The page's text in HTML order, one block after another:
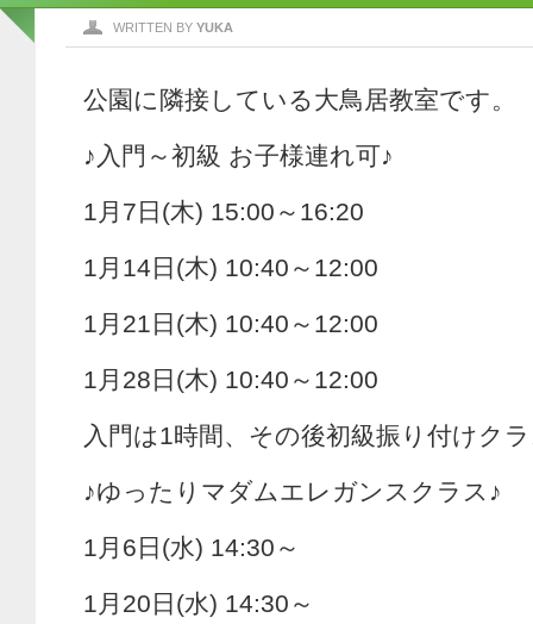
WRITTEN BY YUKA
公園に隣接している大鳥居教室です。
♪入門～初級 お子様連れ可♪
1月7日(木) 15:00～16:20
1月14日(木) 10:40～12:00
1月21日(木) 10:40～12:00
1月28日(木) 10:40～12:00
入門は1時間、その後初級振り付けク
♪ゆったりマダムエレガンスクラス♪
1月6日(水) 14:30～
1月20日(水) 14:30～